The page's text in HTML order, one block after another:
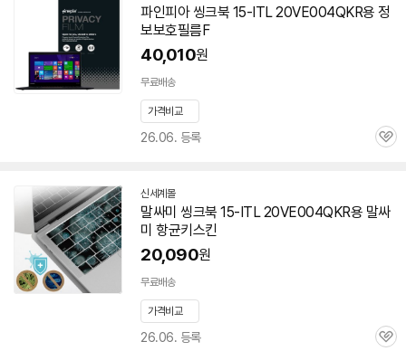
파인피아 씽크북 15-ITL 20VE004QKR용 정
보보호필름F
40,010원
무료배송
가격비교
26.06. 등록
관
신세계몰
말싸미 씽크북 15-ITL 20VE004QKR용 말싸
미 항균키스킨
20,090원
무료배송
가격비교
26.06. 등록
관